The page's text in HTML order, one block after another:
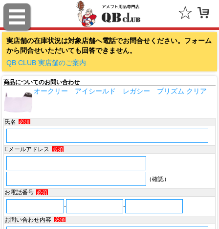
実店舗の在庫状況は対象店舗へ電話でお問合せください。フォーム
から問合せいただいても回答できません。
QB CLUB 実店舗のご案内
商品についてのお問い合わせ
オークリー アイシールド レガシー プリズム クリア
氏名 必須
Eメールアドレス 必須
（確認）
お電話番号 必須
-
-
お問い合わせ内容 必須
ファナティクス（Fanatics）
アウトドアキャップ（Outdoor Cap Company）
スポルディング（SPALDING）
ミッチェル＆ネス（Mitchell & Ness）
ギルマンギア（Gilman Gear）
サムプロ（ThumbPRO）